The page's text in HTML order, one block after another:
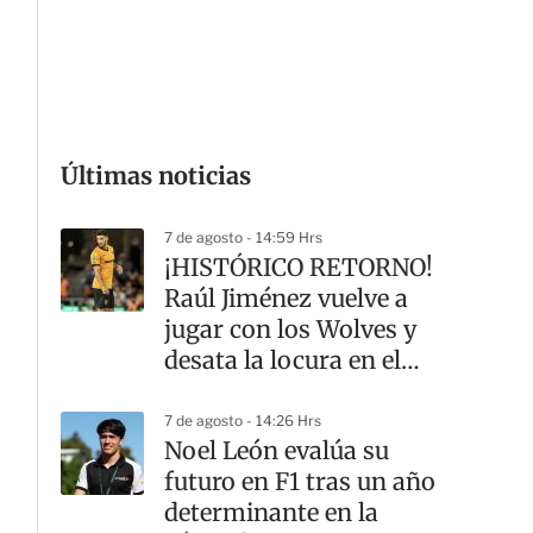
Últimas noticias
7 de agosto - 14:59 Hrs
¡HISTÓRICO RETORNO!
Raúl Jiménez vuelve a
jugar con los Wolves y
desata la locura en el
7 de agosto - 14:26 Hrs
Noel León evalúa su
futuro en F1 tras un año
determinante en la